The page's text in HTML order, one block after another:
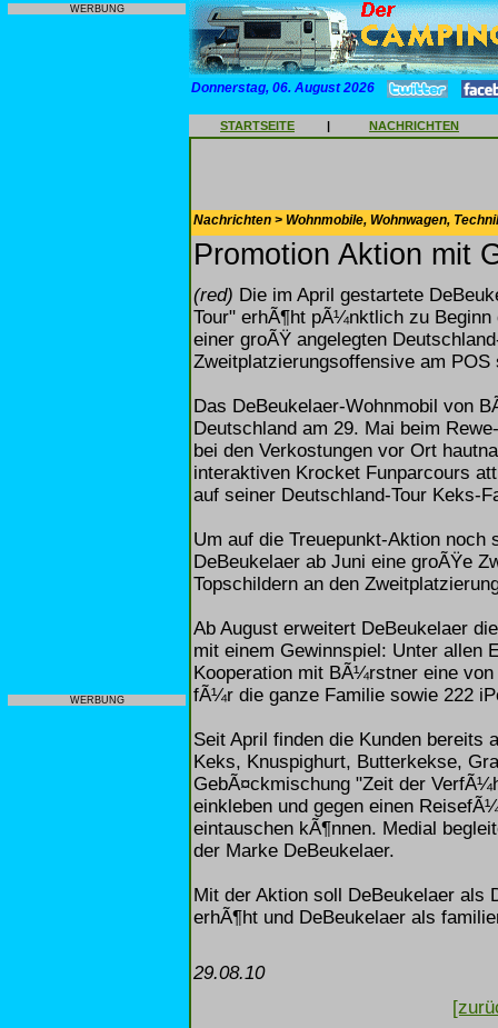
WERBUNG
WERBUNG
Donnerstag, 06. August 2026
STARTSEITE | NACHRICHTEN
Nachrichten > Wohnmobile, Wohnwagen,
Promotion Aktion mit
(red) Die im April gestartete
Tour" erhÃ¶ht pÃ¼nktlich zu
einer groÃŸ angelegten
Zweitplatzierungsoffensive am
Das DeBeukelaer-Wohnmobil von
Deutschland am 29. Mai beim
bei den Verkostungen vor Ort
interaktiven Krocket Funparcours
auf seiner Deutschland-Tour Keks-
Um auf die Treuepunkt-Aktion
DeBeukelaer ab Juni eine groÃŸe
Topschildern an den
Ab August erweitert DeBeukelaer
mit einem Gewinnspiel: Unter allen
Kooperation mit BÃ¼rstner eine
fÃ¼r die ganze Familie sowie 222
Seit April finden die Kunden bereits
Keks, Knuspighurt, Butterkekse,
GebÃ¤ckmischung "Zeit der
einkleben und gegen einen
eintauschen kÃ¶nnen. Medial
der Marke DeBeukelaer.
Mit der Aktion soll DeBeukelaer als
erhÃ¶ht und DeBeukelaer als
29.08.10